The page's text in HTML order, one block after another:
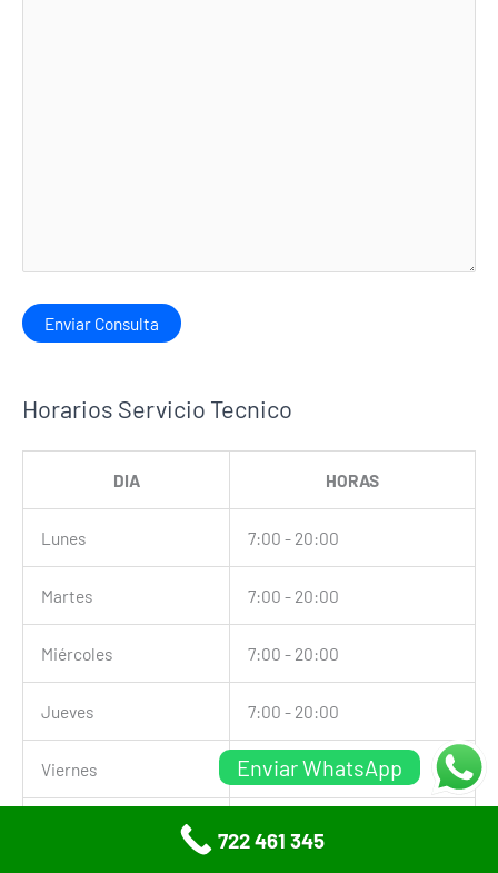
Horarios Servicio Tecnico
DIA HORAS
Lunes 7:00 - 20:00
Martes 7:00 - 20:00
Miércoles 7:00 - 20:00
Jueves 7:00 - 20:00
Viernes 7:00 - 20:00
Enviar WhatsApp
722 461 345